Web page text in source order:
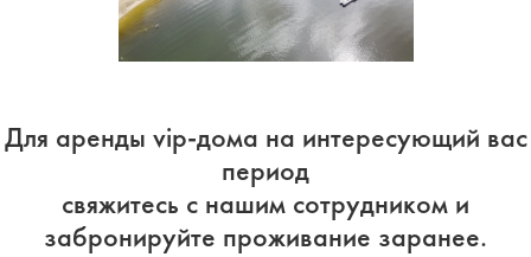
Для аренды vip-дома на интересующий вас
период
свяжитесь с нашим сотрудником и
забронируйте проживание заранее.